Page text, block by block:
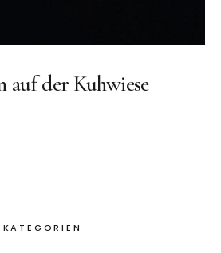
auf der Kuhwiese
KATEGORIEN